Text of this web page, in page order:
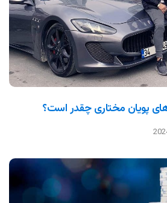
پویان مختاری چقدر است؟